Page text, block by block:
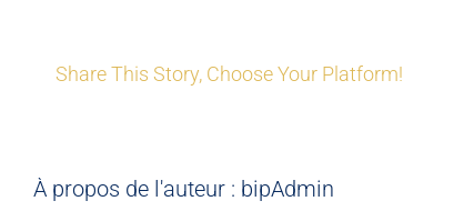
Share This Story, Choose Your Platform!
À propos de l'auteur : bipAdmin